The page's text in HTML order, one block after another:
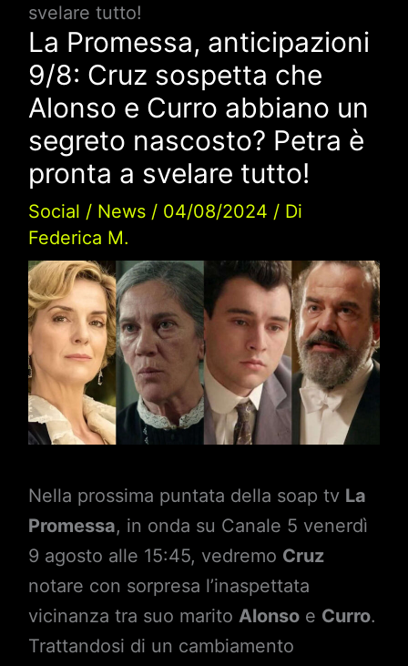
svelare tutto!
La Promessa, anticipazioni
9/8: Cruz sospetta che
Alonso e Curro abbiano un
segreto nascosto? Petra è
pronta a svelare tutto!
Social / News/ 04/08/2024 / Di
Federica M.
Nella prossima puntata della soap tv La
Promessa, in onda su Canale 5 venerdì
9 agosto alle 15:45, vedremo Cruz
notare con sorpresa l’inaspettata
vicinanza tra suo marito Alonsoe Curro.
Trattandosi di un cambiamento